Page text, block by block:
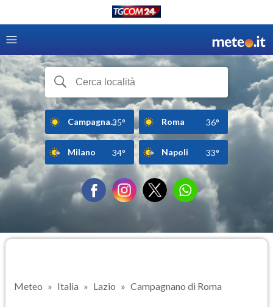
Campagna...35° Roma 36°
Milano 34° Napoli 33°
Meteo Italia Lazio Campagnano di Roma